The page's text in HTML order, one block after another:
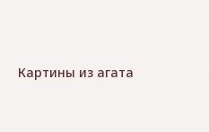
Картины из агата